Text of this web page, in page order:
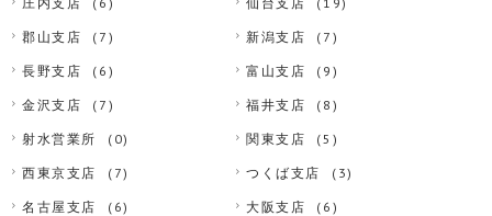
郡山支店 (7) 新潟支店 (7)
長野支店 (6) 富山支店 (9)
金沢支店 (7) 福井支店 (8)
射水営業所 (0) 関東支店 (5)
西東京支店 (7) つくば支店 (3)
名古屋支店 (6) 大阪支店 (6)